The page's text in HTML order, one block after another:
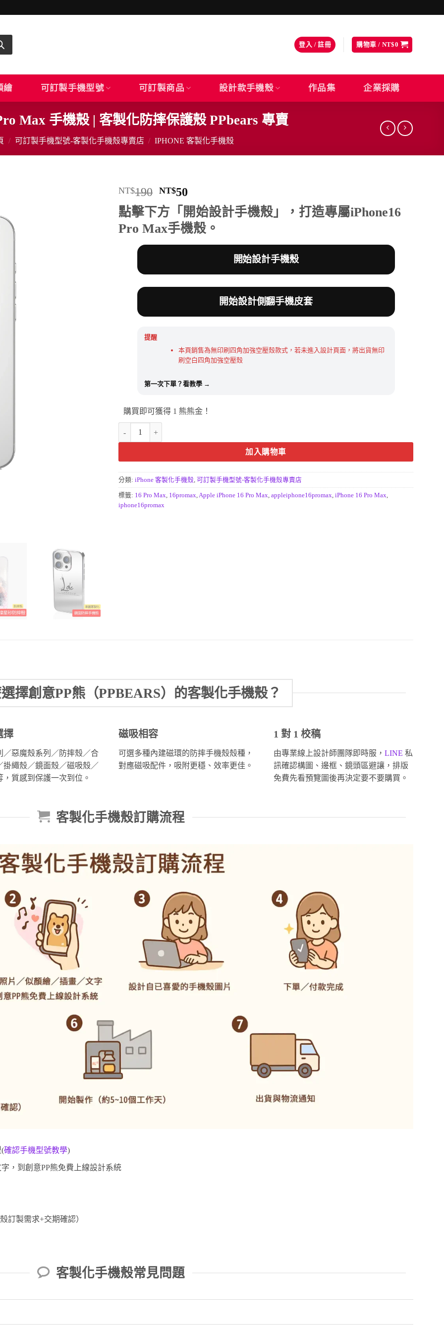
登入 / 註冊 購物車 / NT$0
繪 可訂製手機型號 可訂製商品 設計款手機殼 作品集 企業採購
Max 手機殼 | 客製化防摔保護殼 PPbears 專賣
/ 可訂製手機型號-客製化手機殼專賣店 / IPHONE 客製化手機殼
NT$190 原
始
價
格：
NT$50
前
價
格：
點擊下方「開始設計手機殼」，打造專屬iPhone16
Pro Max手機殼。
開始設計手機殼
開始設計側翻手機皮套
提醒
本頁銷售為無印刷四角加強空壓殼款式，若未進入設計頁面，將出貨無印
刷空白四角加強空壓殼
第一次下單？看教學 →
購買即可獲得 1 熊熊金！
加入購物車
分類: iPhone 客製化手機殼, 可訂製手機型號-客製化手機殼專賣店
標籤: 16 Pro Max, 16promax,Apple iPhone 16 Pro Max, appleiphone16promax, iPhone 16 Pro Max,
iphone16promax
擇創意PP熊（PPBEARS）的客製化手機殼？
擇
／惡魔殼系列／防摔殼／合
掛繩殼／鏡面殼／磁吸殼／
，質感到保護一次到位。
磁吸相容
可選多種內建磁環的防摔手機殼殼種，
對應磁吸配件，吸附更穩、效率更佳。
1 對 1 校稿
由專業線上設計師團隊即時服， LINE 私
訊確認構圖、邊框、鏡頭區避讓，排版
免費先看預覽圖後再決定要不要購買。
客製化手機殼訂購流程
確認手機型號教學)
，到創意PP熊免費上線設計系統
訂製需求+交期確認）
客製化手機殼常見問題